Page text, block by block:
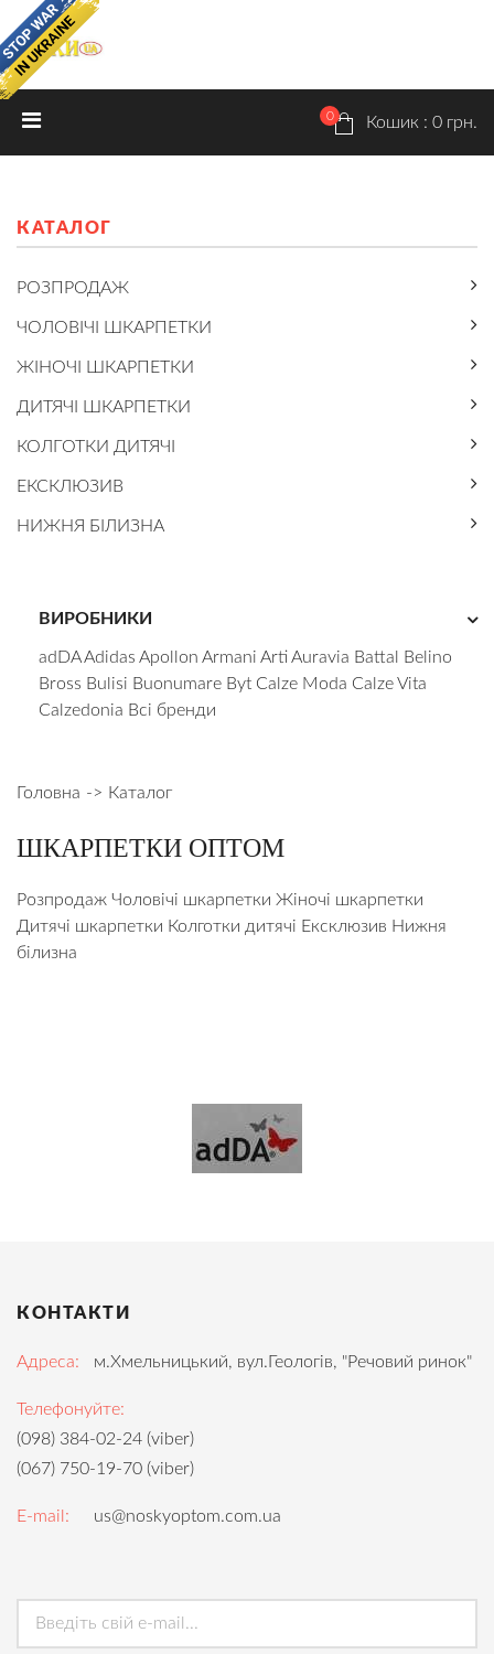
ГОЛОВНА
ON SALE!
ПРАЙС
ДОСТАВКА ТА ОПЛАТА
0 Кошик : 0 грн.
КАТАЛОГ
РОЗПРОДАЖ
ЧОЛОВІЧІ ШКАРПЕТКИ
ЖІНОЧІ ШКАРПЕТКИ
ДИТЯЧІ ШКАРПЕТКИ
КОЛГОТКИ ДИТЯЧІ
ЕКСКЛЮЗИВ
НИЖНЯ БІЛИЗНА
ВИРОБНИКИ
adDAAdidas Apollon Armani ArtiAuravia Battal
Belino
Bross Bulisi Buonumare Byt Calze Moda Calze Vita
Calzedonia Всі бренди
Головна Каталог
ШКАРПЕТКИ ОПТОМ
Розпродаж Чоловічі шкарпетки Жіночі шкарпетки
Дитячі шкарпетки Колготки дитячі Ексклюзив Нижня
білизна
КОНТАКТИ
Адреса: м.Хмельницький, вул.Геологів, "Речовий ринок"
Телефонуйте:
(098) 384-02-24 (viber)
(067) 750-19-70 (viber)
E-mail: us@noskyoptom.com.ua